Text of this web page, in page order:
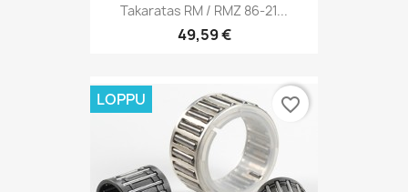
Takaratas RM / RMZ 86-21...
49,59 €
LOPPU favorite_border